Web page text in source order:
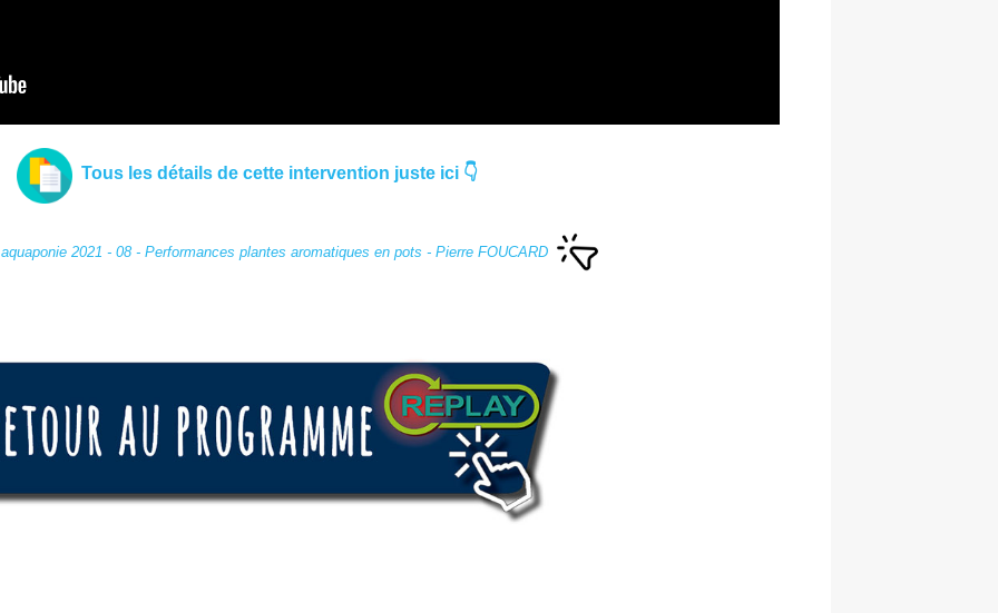
Tous les détails de cette intervention juste ici 👇
2021 - 08 - Performances plantes aromatiques en pots - Pierre FOUCARD